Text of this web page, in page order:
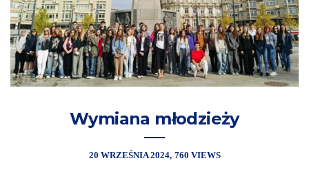
Wymiana młodzieży
20 WRZEŚNIA 2024 760 VIEWS